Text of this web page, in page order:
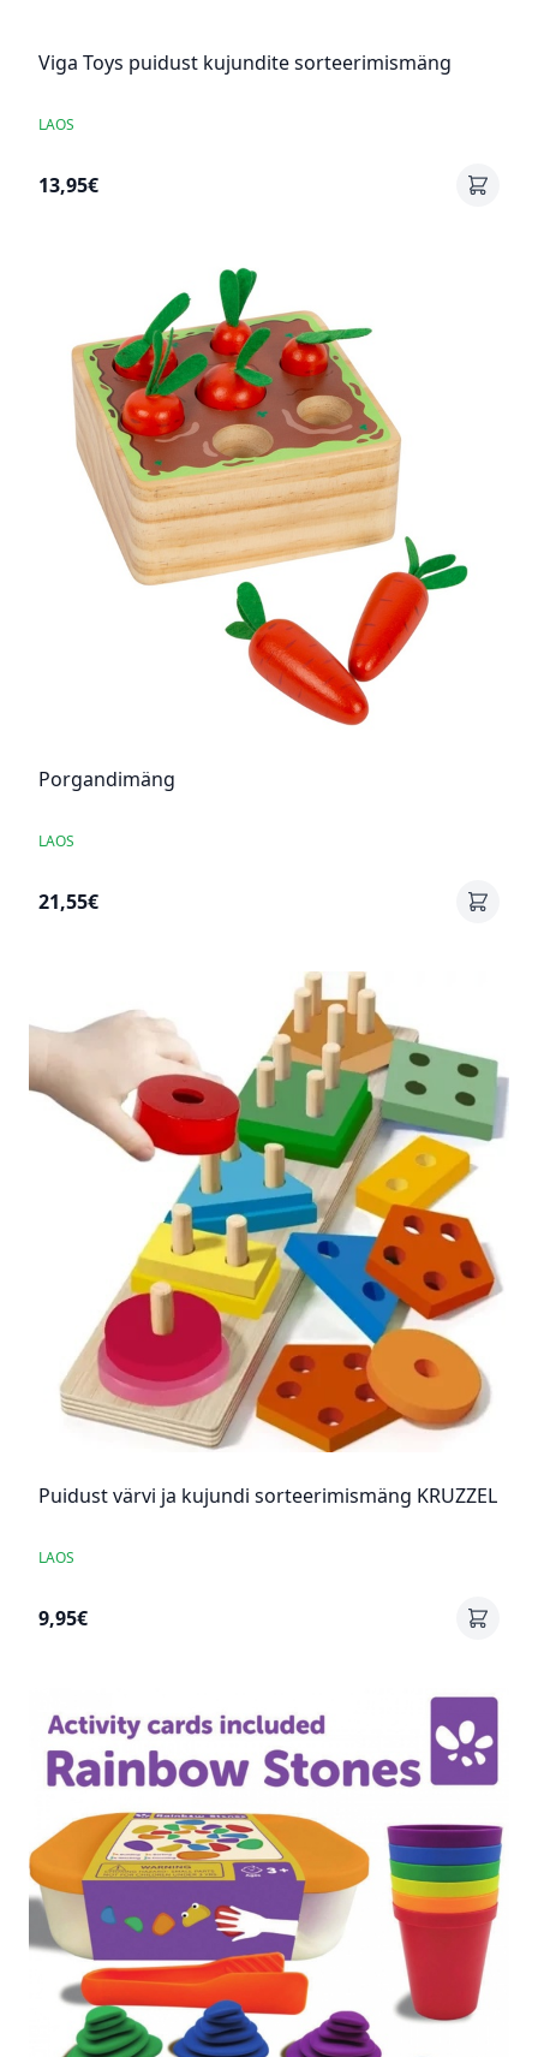
Viga Toys puidust kujundite sorteerimismäng
LAOS
13,95€
Porgandimäng
LAOS
21,55€
Puidust värvi ja kujundi sorteerimismäng KRUZZEL
LAOS
9,95€